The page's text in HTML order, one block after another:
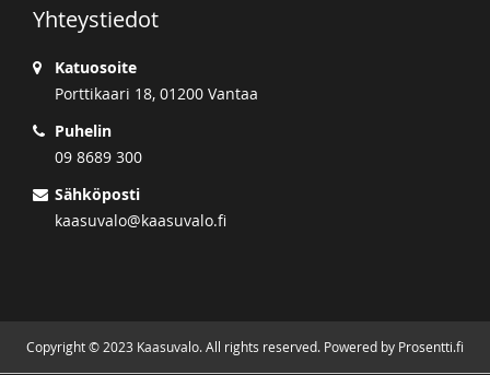
Yhteystiedot
Katuosoite
Porttikaari 18, 01200 Vantaa
Puhelin
09 8689 300
Sähköposti
kaasuvalo@kaasuvalo.fi
Copyright © 2023 Kaasuvalo. All rights reserved. Powered by Prosentti.fi